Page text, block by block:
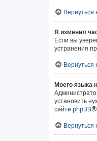
Вернуться
Я изменил
Если вы
устранения
Вернуться
Моего языка
установить
сайте phpBB
Вернуться